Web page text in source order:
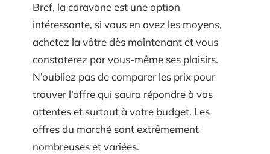
Bref, la caravane est une option
intéressante, si vous en avez les moyens,
achetez la vôtre dès maintenant et vous
constaterez par vous-même ses plaisirs.
N’oubliez pas de comparer les prix pour
trouver l’offre qui saura répondre à vos
attentes et surtout à votre budget. Les
offres du marché sont extrêmement
nombreuses et variées.